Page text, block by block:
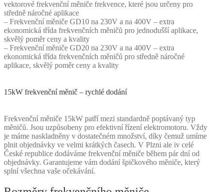
vektorové frekvenční měniče frekvence, které jsou určeny pro
středně náročné aplikace
– Frekvenční měniče GD10 na 230V a na 400V – extra
ekonomická třída frekvenčních měničů pro jednodušší aplikace,
skvělý poměr ceny a kvality
– Frekvenční měniče GD20 na 230V a na 400V – extra
ekonomická třída frekvenčních měničů pro středně náročné
aplikace, skvělý poměr ceny a kvality
15kW frekvenční měnič – rychlé dodání
Frekvenční měniče 15kW patří mezi standardně poptávaný typ
měničů. Jsou uzpůsobeny pro efektivní řízení elektromotoru. Vždy
je máme naskladněny v dostatečném množství, díky čemuž umíme
plnit objednávky ve velmi krátkých časech. V Plzni ale iv celé
České republice dodáváme frekvenční měniče během pár dní od
objednávky. Garantujeme vám dodání špičkového měniče, který
splní všechna vaše očekávání.